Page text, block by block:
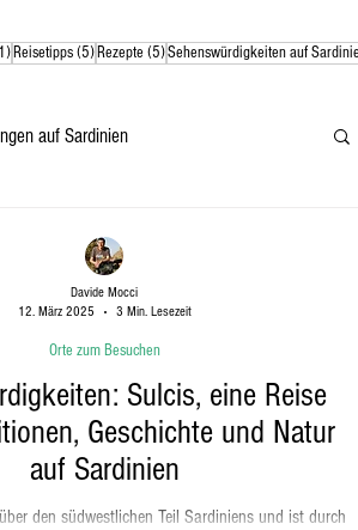
1 Beitrag
Reisetipps (5)5 Beiträge
Rezepte (5)5 Beiträge
Sehenswürdigkeiten auf
auf Sardinien
Sulcis, eine Reise
Geschichte und Natur
auf Sardinien
den südwestlichen Teil Sardiniens und ist durch
Orte zum Besuchen
Davide Mocci
12. März 2025
3 Min. Lesezeit